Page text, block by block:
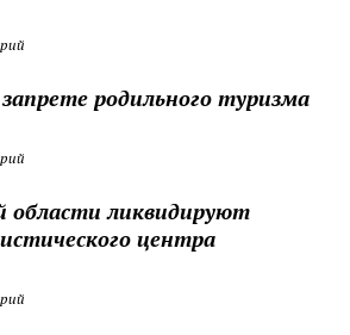
родильного туризма
области ликвидируют
центра